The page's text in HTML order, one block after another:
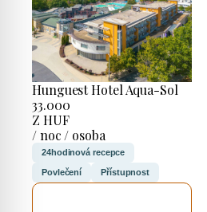
Hunguest Hotel Aqua-Sol
33.000
Z HUF
/ noc / osoba
24hodinová recepce
Povlečení Přístupnost